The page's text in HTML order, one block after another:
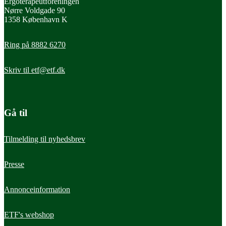
Nørre Voldgade 90
1358 København K
Ring på 8882 6270
Skriv til etf@etf.dk
Gå til
Tilmelding til nyhedsbrev
Presse
Annonceinformation
ETF's webshop